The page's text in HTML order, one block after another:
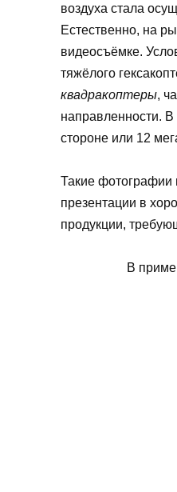
воздуха стала
Естественно, на
видеосъёмке.
тяжёлого
квадракоптеры,
направленности.
стороне или 12
Такие фотографии
презентации в
продукции,
В